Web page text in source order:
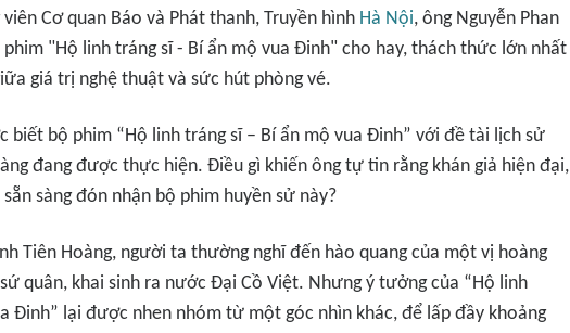
Cơ quan Báo và Phát thanh, Truyền hình Hà Nội, ông Nguyễn Phan
phim "Hộ linh tráng sĩ - Bí ẩn mộ vua Đinh" cho hay, thách thức lớn nhất
giá trị nghệ thuật và sức hút phòng vé.
biết bộ phim “Hộ linh tráng sĩ – Bí ẩn mộ vua Đinh” với đề tài lịch sử
đang được thực hiện. Điều gì khiến ông tự tin rằng khán giả hiện đại,
sàng đón nhận bộ phim huyền sử này?
Tiên Hoàng, người ta thường nghĩ đến hào quang của một vị hoàng
quân, khai sinh ra nước Đại Cồ Việt. Nhưng ý tưởng của “Hộ linh
Đinh” lại được nhen nhóm từ một góc nhìn khác, để lấp đầy khoảng